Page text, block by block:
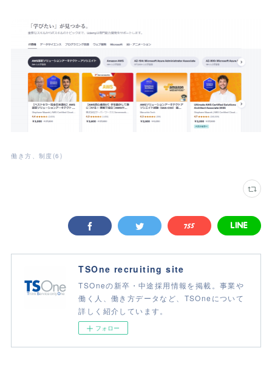
働き方、制度 (6 )
TSOne recruiting site
TSOneの新卒・中途採用情報を掲載。事業や
働く人、働き方データなど、TSOneについて
詳しく紹介しています。
フォロー